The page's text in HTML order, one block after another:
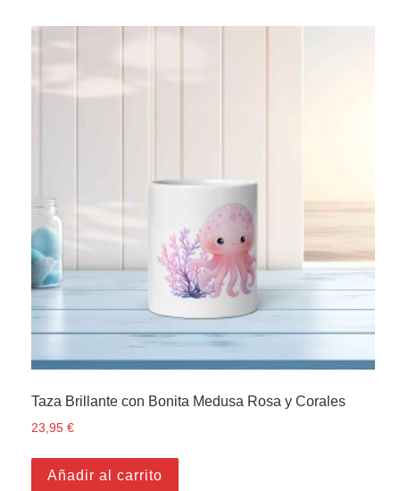
Taza Brillante con Bonita Medusa Rosa y Corales
23,95€
Añadir al carrito